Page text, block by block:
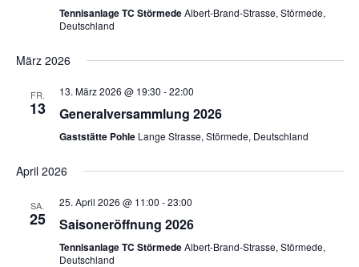
Tennisanlage TC StörmedeAlbert-Brand-Strasse, Störmede,
Deutschland
März 2026
FR.
13
13. März 2026 @ 19:30 -22:00
Generalversammlung 2026
Gaststätte Pohle Lange Strasse, Störmede, Deutschland
April 2026
SA.
25
25. April 2026 @ 11:00 -23:00
Saisoneröffnung 2026
Tennisanlage TC StörmedeAlbert-Brand-Strasse, Störmede,
Deutschland